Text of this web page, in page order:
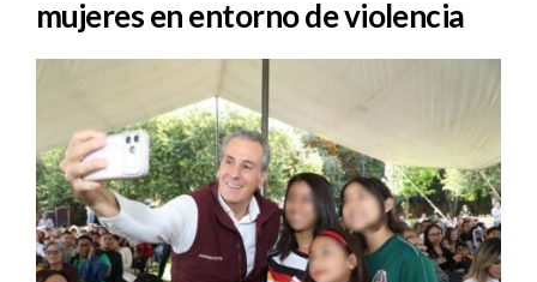
mujeres en entorno de violencia